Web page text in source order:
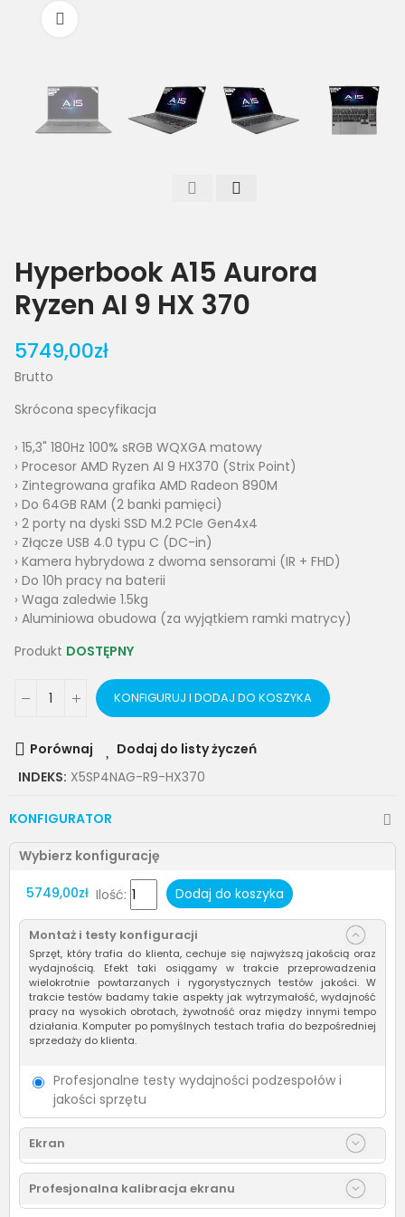
Hyperbook A15 Aurora
Ryzen AI 9 HX 370
5749,00zł
Brutto
Skrócona specyfikacja
› 15,3" 180Hz 100% sRGB WQXGA matowy
› Procesor AMD Ryzen AI 9 HX370 (Strix Point)
› Zintegrowana grafika AMD Radeon 890M
› Do 64GB RAM (2 banki pamięci)
› 2 porty na dyski SSD M.2 PCIe Gen4x4
› Złącze USB 4.0 typu C (DC-in)
› Kamera hybrydowa z dwoma sensorami (IR + FHD)
› Do 10h pracy na baterii
› Waga zaledwie 1.5kg
› Aluminiowa obudowa (za wyjątkiem ramki matrycy)
Produkt DOSTĘPNY
KONFIGURUJ I DODAJ DO KOSZYKA
Porównaj
Dodaj do listy życzeń
INDEKS: X5SP4NAG-R9-HX370
KONFIGURATOR
Wybierz konfigurację
5749,00zł Ilość: Dodaj do koszyka
Montaż i testy konfiguracji
Sprzęt, który trafia do klienta, cechuje się najwyższą jakością oraz
wydajnością. Efekt taki osiągamy w trakcie przeprowadzenia
wielokrotnie powtarzanych i rygorystycznych testów jakości. W
trakcie testów badamy takie aspekty jak wytrzymałość, wydajność
pracy na wysokich obrotach, żywotność oraz między innymi tempo
działania. Komputer po pomyślnych testach trafia do bezpośredniej
sprzedaży do klienta.
Profesjonalne testy wydajności podzespołów i
jakości sprzętu
Ekran
Profesjonalna kalibracja ekranu